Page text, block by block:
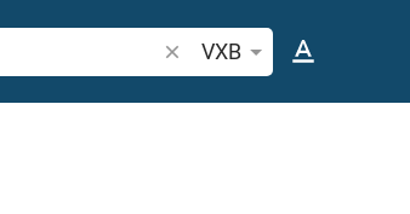
Bibelstelle oder Begriff suchen
VXB